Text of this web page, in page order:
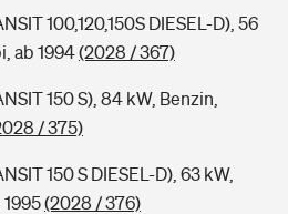
100,120,150S DIESEL-D), 56
ab 1994(2028 / 367)
150 S), 84 kW, Benzin,
/ 375)
150 S DIESEL-D), 63 kW,
(2028 / 376)